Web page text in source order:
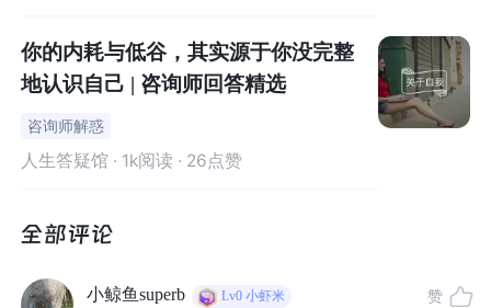
我们的世界观、价值感，对这个世界的感觉，是安全的，
还是充满危险的，它是幸福的，还是焦虑的，事实上都取
比如一个单亲妈妈在情感上受过伤痛，她在养育孩子的过
定要靠自己，感情中不要投入太多，如果结婚前他就对你
你的内耗与低谷，其实源于你没完整
地认识自己 | 咨询师回答精选
咨询师解惑
人生答疑馆 · 1k阅读 · 26点赞
小鲸鱼superb Lv0 小虾米 赞